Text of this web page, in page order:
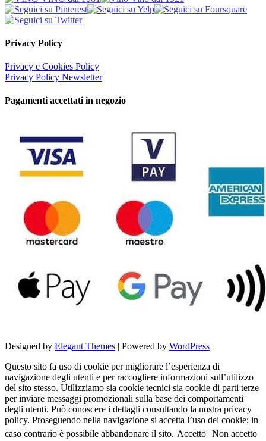
Privacy Policy
Privacy e Cookies Policy
Privacy Policy Newsletter
Pagamenti accettati in negozio
Designed by Elegant Themes | Powered by WordPress
Questo sito fa uso di cookie per migliorare l’esperienza di
navigazione degli utenti e per raccogliere informazioni sull’utilizzo
del sito stesso. Utilizziamo sia cookie tecnici sia cookie di parti terze
per inviare messaggi promozionali sulla base dei comportamenti
degli utenti. Può conoscere i dettagli consultando la nostra privacy
policy. Proseguendo nella navigazione si accetta l’uso dei cookie; in
caso contrario è possibile abbandonare il sito. Accetto Non accetto